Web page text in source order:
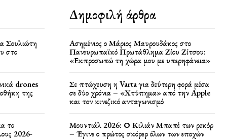
Σουλιώτη
στο
drones
της
το
2026-
Δημοφιλή άρθρα
Ασημένιος ο Μάριος Μαυρουδάκος στο
Πανευρωπαϊκό Πρωτάθλημα Ζίου Ζίτσου:
«Εκπροσωπώ τη χώρα μου με υπερηφάνεια»
Σε πτώχευση η Varta για δεύτερη φορά μέσα
σε δύο χρόνια – «Χτύπημα» από την Apple
και τον κινεζικό ανταγωνισμό
Μουντιάλ 2026: Ο Κιλιάν Μπαπέ των ρεκόρ
– Έγινε ο πρώτος σκόρερ όλων των εποχών